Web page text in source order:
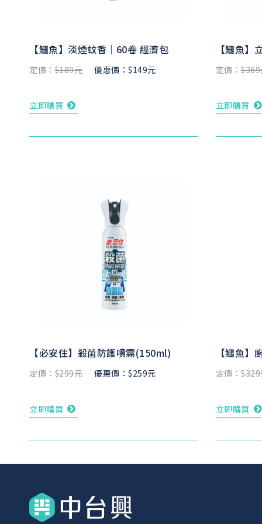
【鱷魚】淡煙蚊香｜60卷 經濟包
定價：$189元 優惠價：$149元
立即購買
【鱷魚】
定價：
立即購買
【必安住】殺菌防護噴霧(150ml)
定價：$299元 優惠價：$259元
立即購買
【鱷魚
定價：
立即購買